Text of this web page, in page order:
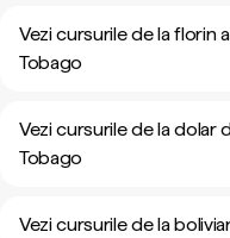
Vezi cursurile de la florin
Tobago
Vezi cursurile de la dolar
Tobago
Vezi cursurile de la